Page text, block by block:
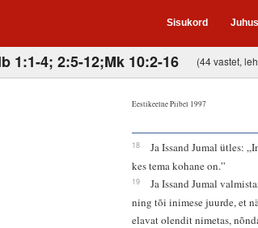
Sisukord
1:1-4; 2:5-12;Mk 10:2-16 (44 vastet,
Eestikeelne Piibel 1997
18
Ja Issand Jumal ütles:
kes tema kohane on.”
19
Ja Issand Jumal
ning tõi inimese juurde, et
elavat olendit nimetas,